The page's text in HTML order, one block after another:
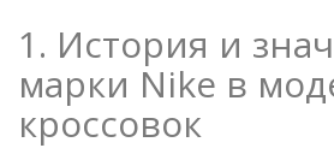
1. История и
марки Nike в
кроссовок